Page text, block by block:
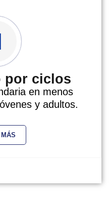
por ciclos
en menos
y adultos.